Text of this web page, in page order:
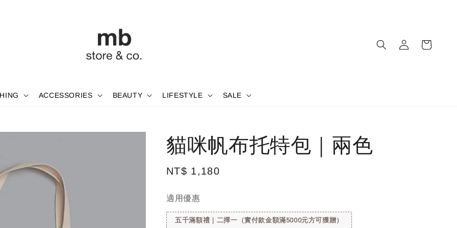
ACCESSORIES BEAUTY LIFESTYLE SALE
貓咪帆布托特包｜兩色
Regular
NT$ 1,180
適用優惠
五千滿額禮｜二擇一（實付款金額滿5000元方可獲贈）